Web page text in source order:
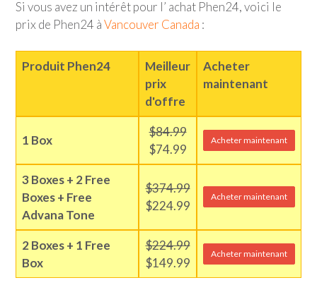
Si vous avez un intérêt pour l’ achat Phen24, voici le
prix de Phen24 àVancouver Canada :
Produit Phen24
Meilleur
prix
d'offre
Acheter
maintenant
1 Box
$84.99
$74.99
Acheter maintenant
3 Boxes + 2 Free
Boxes + Free
Advana Tone
$374.99
$224.99
Acheter maintenant
2 Boxes + 1 Free
Box
$224.99
$149.99
Acheter maintenant